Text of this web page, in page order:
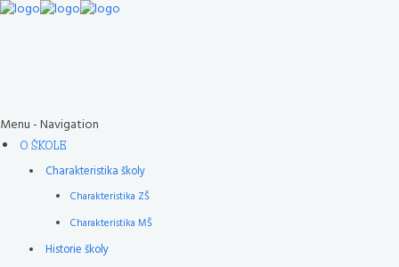
Menu -Navigation
O ŠKOLE
Charakteristika školy
Charakteristika ZŠ
Charakteristika MŠ
Historie školy